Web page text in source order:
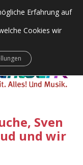
Sven
und wir
Erfahrung auf
Cookies wir